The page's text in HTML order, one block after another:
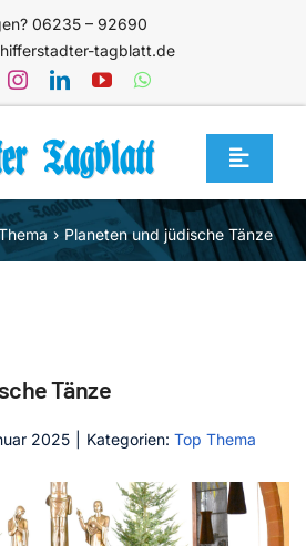
06235 – 92690
tagblatt.de
Toggle
Planeten und jüdische Tänze
Tänze
2025 Kategorien: Top Thema